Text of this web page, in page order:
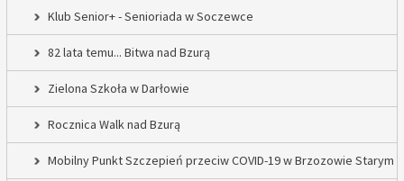
Klub Senior+ - Senioriada w Soczewce
82 lata temu... Bitwa nad Bzurą
Zielona Szkoła w Darłowie
Rocznica Walk nad Bzurą
Mobilny Punkt Szczepień przeciw COVID-19 w Brzozowie Starym